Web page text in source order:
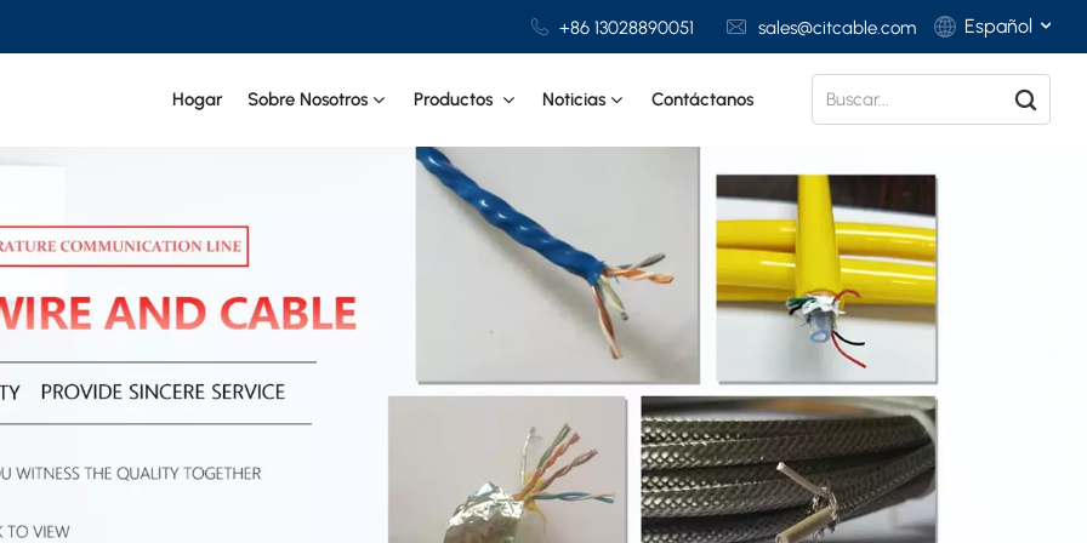
+86 13028890051 sales@citcable.com Español
Deutsch
Italiano
Español
Hogar Sobre Nosotros Productos Noticias Contáctanos